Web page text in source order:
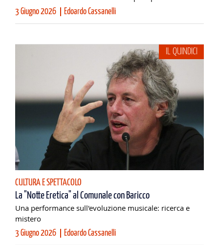
3 Giugno 2026 Edoardo Cassanelli
CULTURA E SPETTACOLO
IL QUINDICI
La "Notte Eretica" al Comunale con Baricco
Una performance sull'evoluzione musicale: ricerca e
mistero
3 Giugno 2026 Edoardo Cassanelli